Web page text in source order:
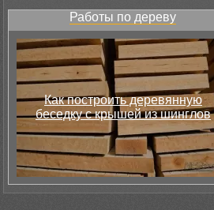
Работы по дереву
Как построить деревянную
беседку с крышей из шинглов